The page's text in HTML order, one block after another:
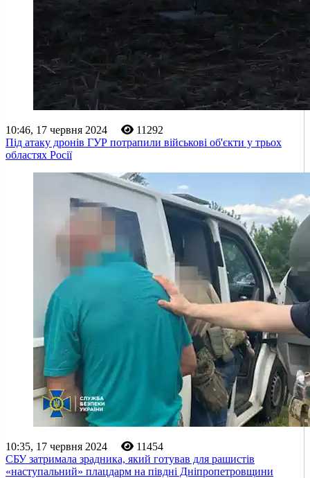
10:46, 17 червня 2024
11292
Під атаку дронів ГУР потрапили військові об'єкти у трьох
областях Росії
10:35, 17 червня 2024
11454
СБУ затримала зрадника, який готував для рашистів
«наступальний» плацдарм на півдні Дніпропетровщини